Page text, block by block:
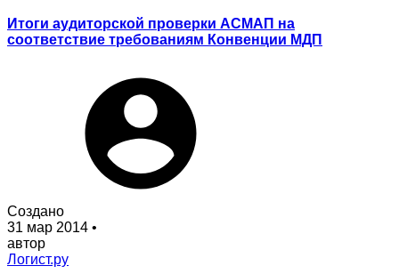
Итоги аудиторской проверки АСМАП на
соответствие требованиям Конвенции МДП
Создано
31 мар 2014 •
автор
Логист.ру